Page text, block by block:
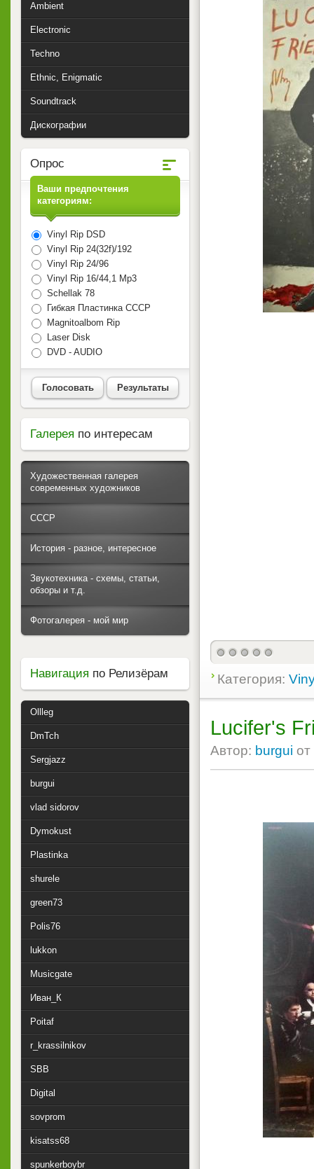
Категория:
Lucifer's
Автор: burgui от
Ambient
Electronic
Techno
Ethnic, Enigmatic
Soundtrack
Дискографии
Опрос
Ваши предпочтения
категориям:
Vinyl Rip DSD
Vinyl Rip 24(32f)/192
Vinyl Rip 24/96
Vinyl Rip 16/44,1 Mp3
Schellak 78
Гибкая Пластинка СССР
Magnitoalbom Rip
Laser Disk
DVD - AUDIO
Голосовать Результаты
Галерея по интересам
Художественная галерея
современных художников
СССР
История - разное, интересное
Звукотехника - схемы, статьи,
обзоры и т.д.
Фотогалерея - мой мир
Навигация по Релизёрам
Ollleg
DmTch
Sergjazz
burgui
vlad sidorov
Dymokust
Plastinka
shurele
green73
Polis76
lukkon
Musicgate
Иван_К
Poitaf
r_krassilnikov
SBB
Digital
sovprom
kisatss68
spunkerboybr